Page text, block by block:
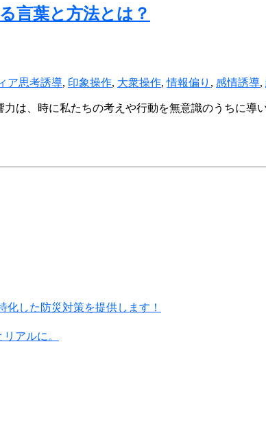
言葉と方法とは？
ア思考誘導, 印象操作, 大衆操作,情報偏り , 感情誘導,
は、時に私たちの考えや行動を無意識のうちに導
した防災対策を提供します！
アルに。